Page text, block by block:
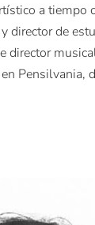
a tiempo
director de
director
Pensilvania,